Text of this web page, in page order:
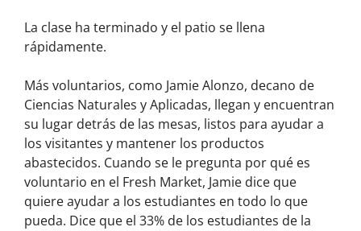
La clase ha terminado y el patio se llena
rápidamente.
Más voluntarios, como Jamie Alonzo, decano de
Ciencias Naturales y Aplicadas, llegan y encuentran
su lugar detrás de las mesas, listos para ayudar a
los visitantes y mantener los productos
abastecidos. Cuando se le pregunta por qué es
voluntario en el Fresh Market, Jamie dice que
quiere ayudar a los estudiantes en todo lo que
pueda. Dice que el 33% de los estudiantes de la